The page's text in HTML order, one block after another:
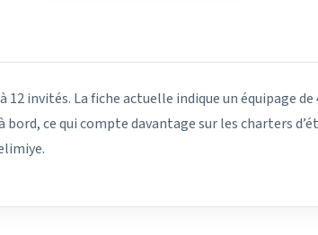
invités. La fiche actuelle indique un équipage
ce qui compte davantage sur les charters